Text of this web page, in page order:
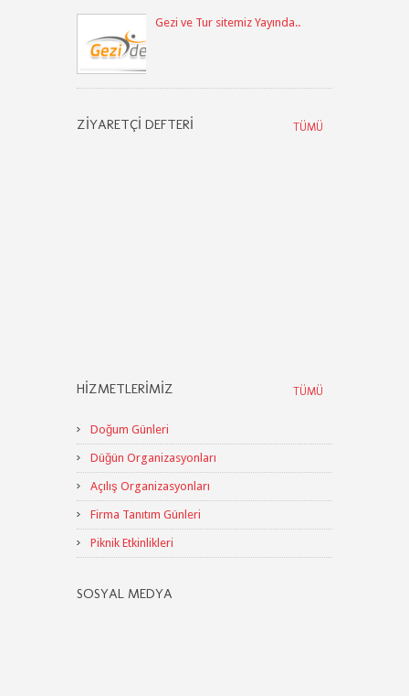
Gezi ve Tur sitemiz Yayında..
ZIYARETÇI DEFTERI TÜMÜ
HIZMETLERIMIZ TÜMÜ
Doğum Günleri
Düğün Organizasyonları
Açılış Organizasyonları
Firma Tanıtım Günleri
Piknik Etkinlikleri
SOSYAL MEDYA